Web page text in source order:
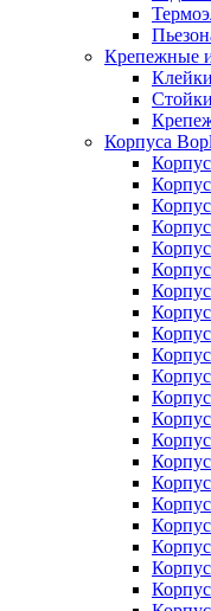
Крепежные
Корпуса